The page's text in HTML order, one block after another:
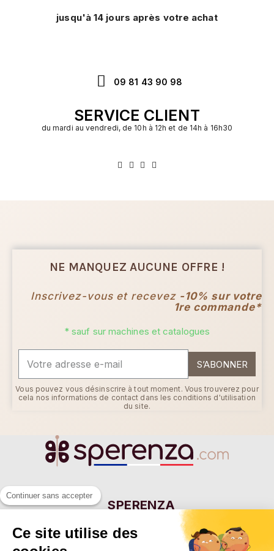
jusqu'à 14 jours après votre achat
09 81 43 90 98
SERVICE CLIENT
du mardi au vendredi, de 10h à 12h et de 14h à 16h30
NE MANQUEZ AUCUNE OFFRE !
Inscrivez-vous et recevez -10% sur votre
1re commande*
* sauf sur machines et catalogues
S’ABONNER
Vous pouvez vous désinscrire à tout moment. Vous trouverez pour
cela nos informations de contact dans les conditions d'utilisation
du site.
SPERENZA
55 Allée Eugène Ducretet
26000 VALENCE - FRANCE
Continuer sans accepter
Ce site utilise des